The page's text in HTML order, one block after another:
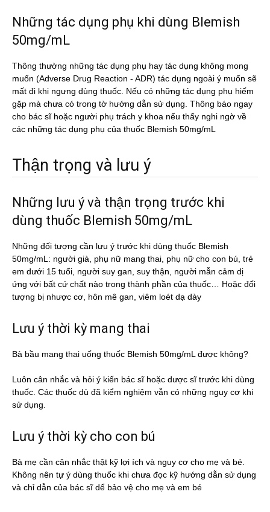
Những tác dụng phụ khi dùng Blemish
50mg/mL
Thông thường những tác dụng phụ hay tác dụng không mong
muốn (Adverse Drug Reaction - ADR) tác dụng ngoài ý muốn sẽ
mất đi khi ngưng dùng thuốc. Nếu có những tác dụng phụ hiếm
gặp mà chưa có trong tờ hướng dẫn sử dụng. Thông báo ngay
cho bác sĩ hoặc người phụ trách y khoa nếu thấy nghi ngờ về
các những tác dụng phụ của thuốc Blemish 50mg/mL
Thận trọng và lưu ý
Những lưu ý và thận trọng trước khi
dùng thuốc Blemish 50mg/mL
Những đối tượng cần lưu ý trước khi dùng thuốc Blemish
50mg/mL: người già, phụ nữ mang thai, phụ nữ cho con bú, trẻ
em dưới 15 tuổi, người suy gan, suy thận, người mẫn cảm dị
ứng với bất cứ chất nào trong thành phần của thuốc… Hoặc đối
tượng bị nhược cơ, hôn mê gan, viêm loét dạ dày
Lưu ý thời kỳ mang thai
Bà bầu mang thai uống thuốc Blemish 50mg/mL được không?
Luôn cân nhắc và hỏi ý kiến bác sĩ hoặc dược sĩ trước khi dùng
thuốc. Các thuốc dù đã kiểm nghiệm vẫn có những nguy cơ khi
sử dụng.
Lưu ý thời kỳ cho con bú
Bà mẹ cần cân nhắc thật kỹ lợi ích và nguy cơ cho mẹ và bé.
Không nên tự ý dùng thuốc khi chưa đọc kỹ hướng dẫn sử dụng
và chỉ dẫn của bác sĩ dể bảo vệ cho mẹ và em bé